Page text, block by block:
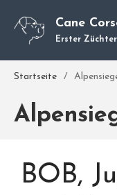
Cane
Erster Züchter
Startseite /
BOB,